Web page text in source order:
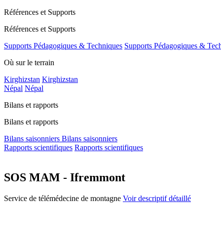
Références et Supports
Références et Supports
Supports Pédagogiques & Techniques Supports Pédagogiques &
Où sur le terrain
Kirghizstan Kirghizstan
Népal Népal
Bilans et rapports
Bilans et rapports
Bilans saisonniers Bilans saisonniers
Rapports scientifiques Rapports scientifiques
SOS MAM - Ifremmont
Service de télémédecine de montagne Voir descriptif détaillé